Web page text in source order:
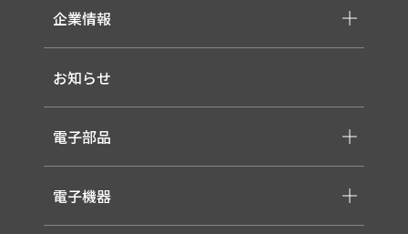
企業情報
-メッセージ・理念
-会社概要
-採用情報
お知らせ
電子部品
-スイッチ ・ジャック ・コネクタ・LED
-ケーブル・ハーネス・FFC
-医療用 ACアダプター
電子機器
-低温用LED照明